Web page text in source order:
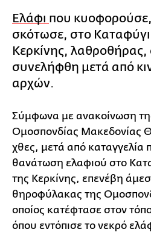
Ελάφι που
σκότωσε, στο
Κερκίνης, λαθροθήρας,
συνελήφθη μετά από
αρχών.
Σύμφωνα με ανακοίνωση
Ομοσπονδίας
χθες, μετά από καταγγελία
θανάτωση ελαφιού στο
της Κερκίνης, επενέβη
θηροφύλακας της
οποίος κατέφτασε στον
όπου εντόπισε το νεκρό